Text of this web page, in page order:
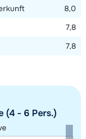
Unterkünfte. Die genaue
8,0
7,8
7,8
(4 - 6 Pers.)